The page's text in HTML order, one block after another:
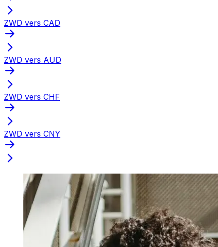
ZWD vers CAD
ZWD vers AUD
ZWD vers CHF
ZWD vers CNY